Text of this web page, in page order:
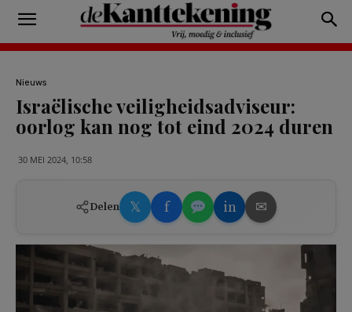
Nieuws
Israëlische veiligheidsadviseur:
oorlog kan nog tot eind 2024 duren
30 MEI 2024, 10:58
Delen 𝕏 f in ✉